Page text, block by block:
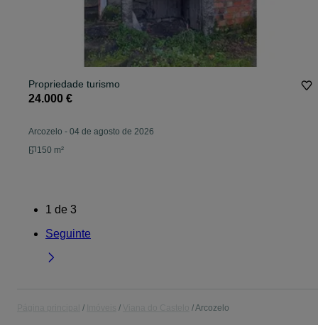
Propriedade turismo
24.000 €
Arcozelo - 04 de agosto de 2026
150 m²
1 de 3
Seguinte
Arcozelo